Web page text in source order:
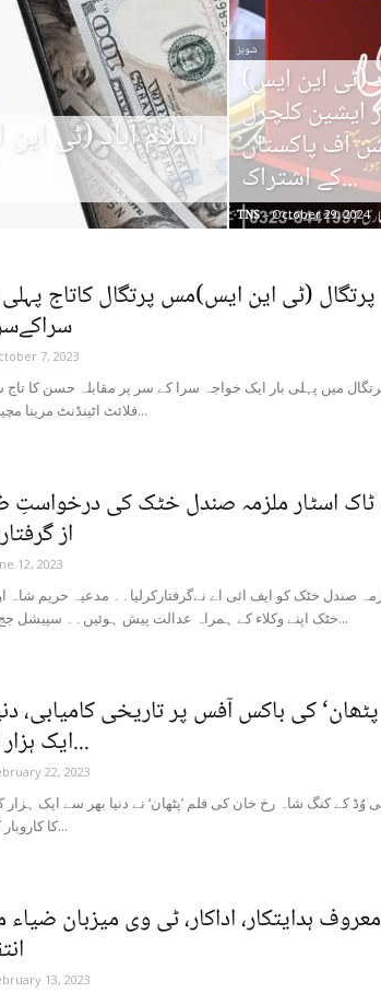
اسلام آباد (ٹی
شوبز
(ٹی این ایس)
ایشین کلچرل
آف پاکستان
کے اشتراک...
TNS -October 29, 2024
پرتگال (ٹی این ایس)مس پرتگال کاتاج
7, 2023
فلائٹ اٹینڈنٹ مرینا مچیٹ کو بوربا میں...
اسٹار ملزمہ صندل خٹک کی درخواستِ
از
12, 2023
صندل خٹک کو ایف ائی اے نےگرفتارکرلیا۔۔ مدعیہ حریم شاہ
خٹک اپنے وکلاء کے ہمراہ عدالت پیش ہوئیں۔۔ سپیشل جج سینٹرل اعظم...
ایک ہزار کروڑ روپے...
22, 2023
وُڈ کے کنگ شاہ رخ خان کی فلم ’پٹھان‘ نے دنیا بھر سے ایک ہزار
کا کاروبار کر لیا ہے۔ اپنی...
معروف ہدایتکار، اداکار، ٹی وی میزبان
13, 2023